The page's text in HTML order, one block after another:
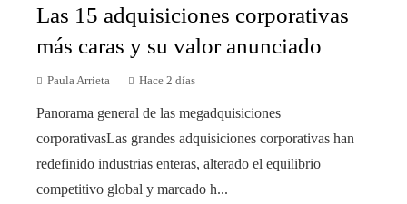
Las 15 adquisiciones corporativas
más caras y su valor anunciado
Paula Arrieta Hace 2 días
Panorama general de las megadquisiciones
corporativasLas grandes adquisiciones corporativas han
redefinido industrias enteras, alterado el equilibrio
competitivo global y marcado h...